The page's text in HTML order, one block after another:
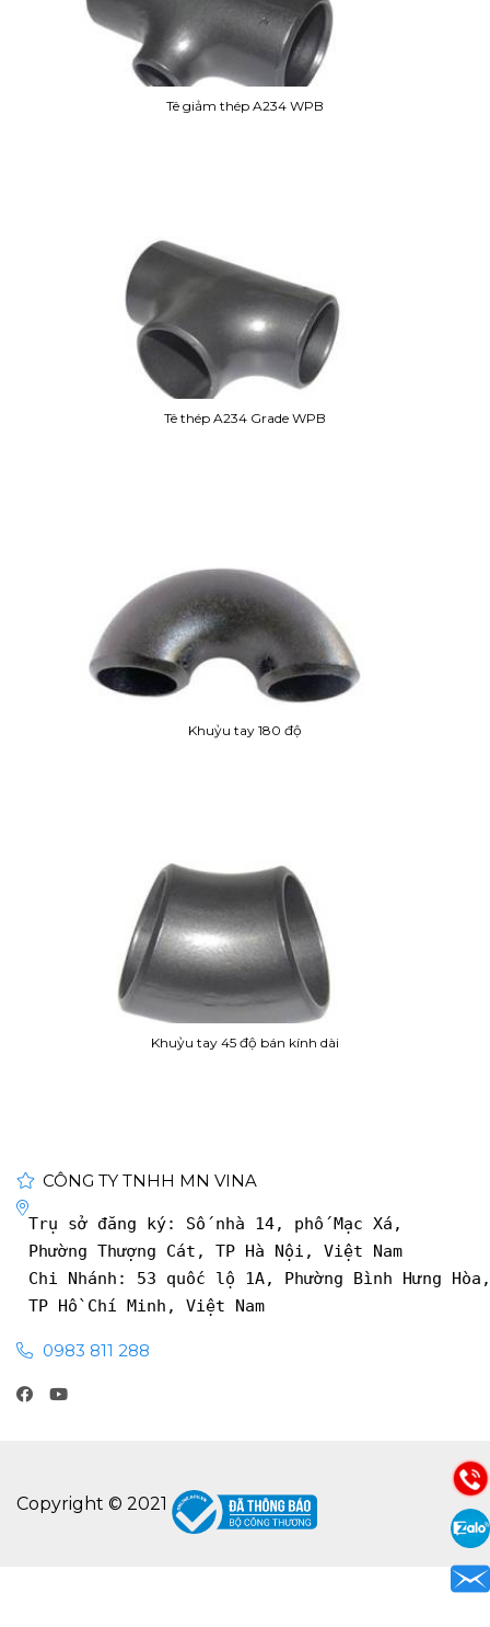
Tê giảm thép A234 WPB
Tê thép A234 Grade WPB
Khuỷu tay 180 độ
Khuỷu tay 45 độ bán kính dài
CÔNG TY TNHH MN VINA
Trụ sở đăng ký: Số nhà 14, phố Mạc Xá,
Phường Thượng Cát, TP Hà Nội, Việt Nam
Chi Nhánh: 53 quốc lộ 1A, Phường Bình Hưng
TP Hồ Chí Minh, Việt Nam
0983 811 288
Copyright © 2021